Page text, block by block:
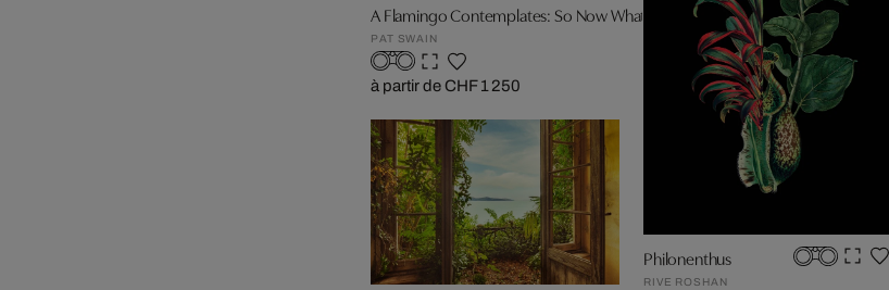
A Flamingo Contemplates: So Now What
PAT SWAIN
à partir de CHF 1 250
Philonenthus
RIVE ROSHAN